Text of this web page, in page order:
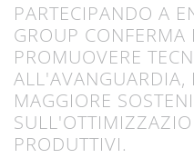
PARTECIPANDO A
GROUP
PROMUOVERE
MAGGIORE
PRODUTTIVI.